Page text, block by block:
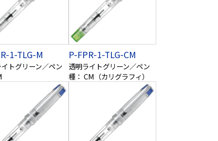
1-TLG-M
トグリーン／ペン
P-FPR-1-TLG-CM
透明ライトグリーン／ペン
種： CM（カリグラフィ）